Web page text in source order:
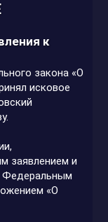
к
закона «О
исковое
заявлением и
Федеральным
«О